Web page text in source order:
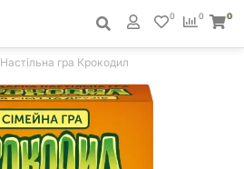
0
0 0
Настільна гра Крокодил